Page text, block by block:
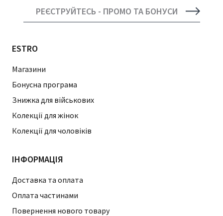
РЕЄСТРУЙТЕСЬ - ПРОМО ТА БОНУСИ
ESTRO
Магазини
Бонусна програма
Знижка для військових
Колекції для жінок
Колекції для чоловіків
ІНФОРМАЦІЯ
Доставка та оплата
Оплата частинами
Повернення нового товару